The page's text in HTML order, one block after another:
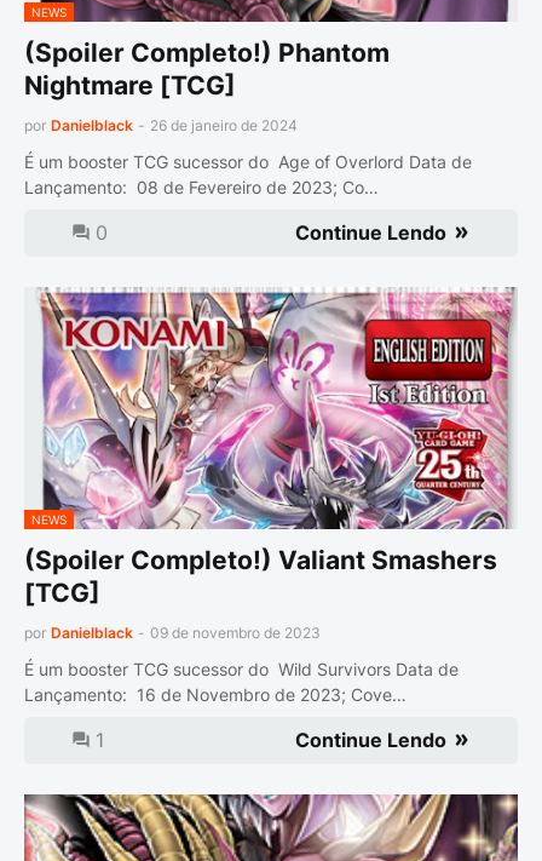
NEWS
(Spoiler Completo!) Phantom
Nightmare [TCG]
por Danielblack - 26 de janeiro de 2024
É um booster TCG sucessor do Age of Overlord Data de
Lançamento: 08 de Fevereiro de 2023; Co…
0 Continue Lendo
NEWS
(Spoiler Completo!) Valiant Smashers
[TCG]
por Danielblack - 09 de novembro de 2023
É um booster TCG sucessor do Wild Survivors Data de
Lançamento: 16 de Novembro de 2023; Cove…
1 Continue Lendo